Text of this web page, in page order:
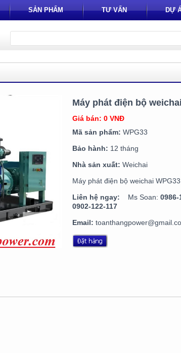
SẢN PHẨM TƯ VẤN DỰ
Máy phát điện bộ
Giá bán: 0 VNĐ
Mã sản phẩm: WPG33
Bảo hành: 12 tháng
Nhà sản xuất: Weichai
Máy phát điện bộ weichai WPG33
Liên hệ ngay:
Ms Soan: 0986-
0902-122-117
Email: